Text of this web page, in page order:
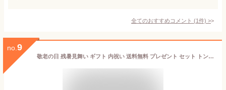
全てのおすすめコメント (1件) >
no. 9
敬老の日 残暑見舞い ギフト 内祝い 送料無料 プレゼント セット トンカツ とんかつ 冷凍 黒豚 ロース ヒレ メンチ 冷凍 レンジ 惣菜/黒豚職人匠ギフトセットA/黒かつ亭 お取り寄せ【月間優良ショップ受賞】